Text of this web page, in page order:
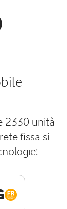
2330 unità
fissa si